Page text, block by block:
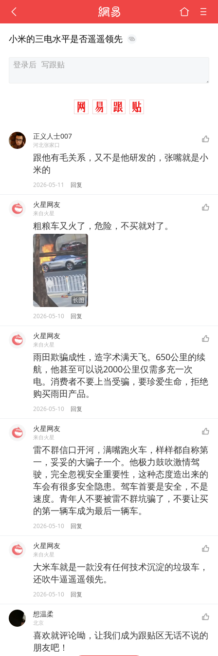
小米的三电水平是否遥遥领先
正义人士007
河北张家口
跟他有毛关系，又不是他研发的，张嘴就是小
米的
2026-05-11 回复
火星网友
来自火星
粗粮车又火了，危险，不买就对了。
2026-05-10 回复
火星网友
来自火星
雨田欺骗成性，造字术满天飞。650公里的续
航，他甚至可以说2000公里仅需多充一次
电。消费者不要上当受骗，要珍爱生命，拒绝
购买雨田产品。
2026-05-10 回复
火星网友
来自火星
雷不群信口开河，满嘴跑火车，样样都自称第
一，妥妥的大骗子一个。他极力鼓吹激情驾
驶，完全忽视安全重要性，这种态度造出来的
车会有很多安全隐患。驾车首要是安全，不是
速度。青年人不要被雷不群坑骗了，不要让买
的第一辆车成为最后一辆车。
2026-05-10 回复
火星网友
来自火星
大米车就是一款没有任何技术沉淀的垃圾车，
还吹牛逼遥遥领先。
2026-05-10 回复
想温柔
北京
喜欢就评论呦，让我们成为跟贴区无话不说的
朋友吧！